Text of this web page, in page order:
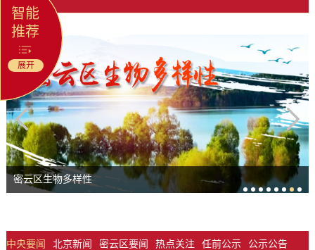
@国务院 我来说
中央要闻 北京新闻 密云区要闻 热点关注 任前公示 公示公告
智能
推荐
展开